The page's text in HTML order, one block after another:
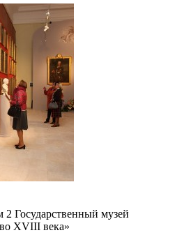
2 Государственный музей
XVIII века»